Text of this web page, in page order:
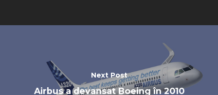
Next Post
Airbus a devansat Boeing în 2010